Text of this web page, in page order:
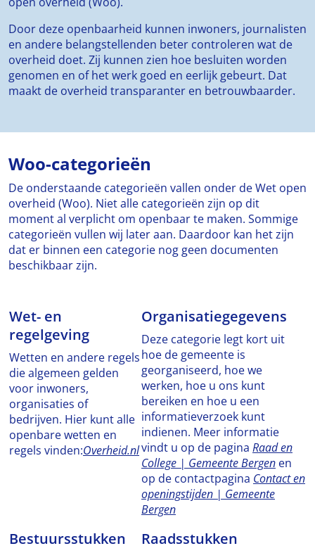
Door deze openbaarheid kunnen inwoners, journalisten
en andere belangstellenden beter controleren wat de
overheid doet. Zij kunnen zien hoe besluiten worden
genomen en of het werk goed en eerlijk gebeurt. Dat
maakt de overheid transparanter en betrouwbaarder.
Woo-categorieën
De onderstaande categorieën vallen onder de Wet open
overheid (Woo). Niet alle categorieën zijn op dit
moment al verplicht om openbaar te maken. Sommige
categorieën vullen wij later aan. Daardoor kan het zijn
dat er binnen een categorie nog geen documenten
beschikbaar zijn.
Wet- en
regelgeving
Wetten en andere regels
die algemeen gelden
voor inwoners,
organisaties of
bedrijven. Hier kunt alle
openbare wetten en
regels vinden:Overheid.nl
Organisatiegegevens
Deze categorie legt kort uit
hoe de gemeente is
georganiseerd, hoe we
werken, hoe u ons kunt
bereiken en hoe u een
informatieverzoek kunt
indienen. Meer informatie
vindt u op de pagina Raad en
College | Gemeente Bergen en
op de contactpagina Contact en
openingstijden | Gemeente
Bergen
Bestuursstukken Raadsstukken